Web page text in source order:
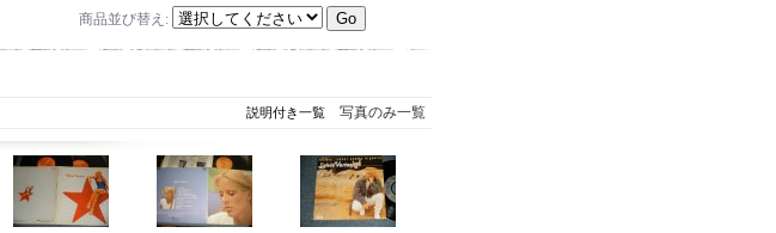
商品並び替え :
説明付き一覧写真のみ一覧